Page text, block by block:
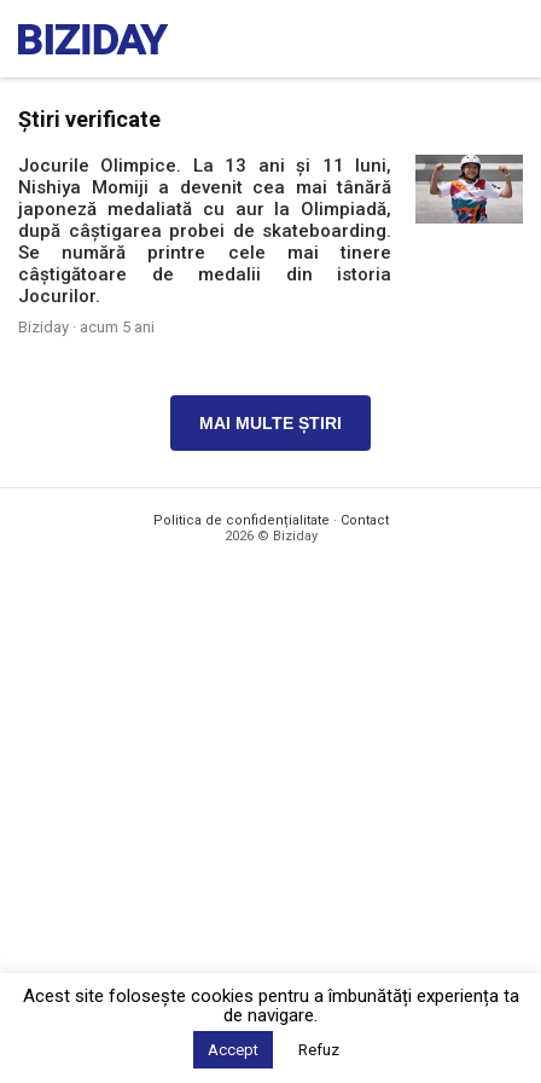
Știri verificate
Jocurile Olimpice. La 13 ani și 11 luni,
Nishiya Momiji a devenit cea mai tânără
japoneză medaliată cu aur la Olimpiadă,
după câștigarea probei de skateboarding.
Se numără printre cele mai tinere
câștigătoare de medalii din istoria
Jocurilor.
Biziday · acum 5 ani
MAI MULTE ȘTIRI
Politica de confidențialitate · Contact
2026 © Biziday
Acest site foloseşte cookies pentru a îmbunătăți experiența ta
de navigare.
Accept Refuz